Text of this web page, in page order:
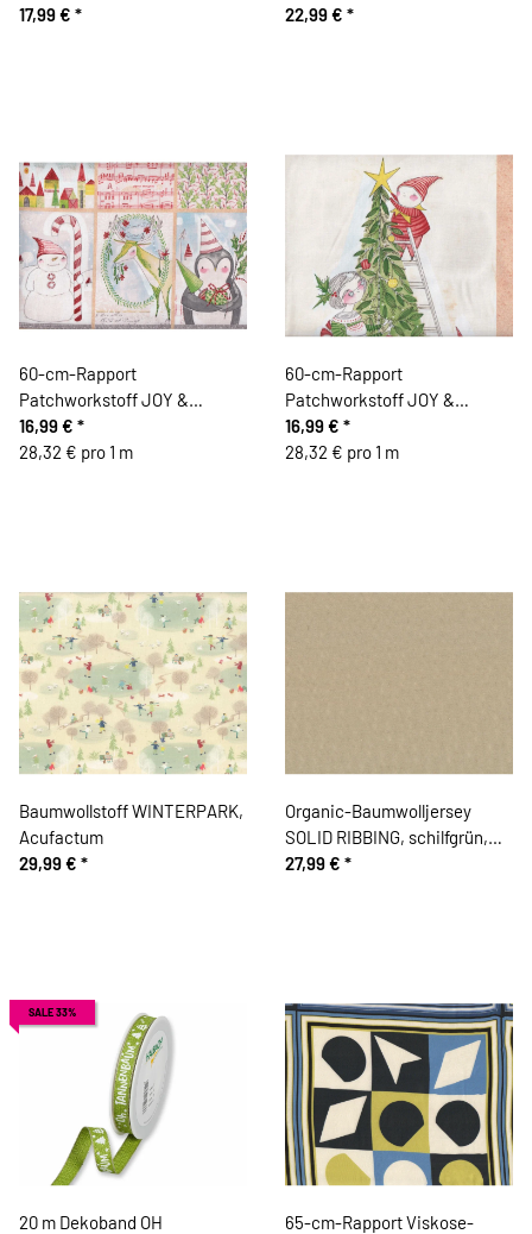
Musterstreifen, pink-limette
17,99 € *
Herzen, Kelly Rae Roberts
22,99 € *
60-cm-Rapport
Patchworkstoff JOY &
WONDER, musikalische
Gesellen, Cori Dantini
16,99 € *
28,32 € pro 1 m
60-cm-Rapport
Patchworkstoff JOY &
WONDER, Weihnachts-
Wichtel, Cori Dantini
16,99 € *
28,32 € pro 1 m
Baumwollstoff WINTERPARK,
Acufactum
29,99 € *
Organic-Baumwolljersey
SOLID RIBBING, schilfgrün,
Bloome Copenhagen
27,99 € *
SALE 33%
20 m Dekoband OH
65-cm-Rapport Viskose-